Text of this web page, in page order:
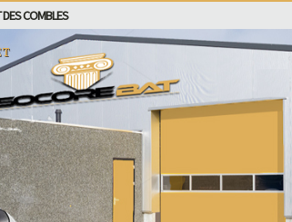
COMBLES